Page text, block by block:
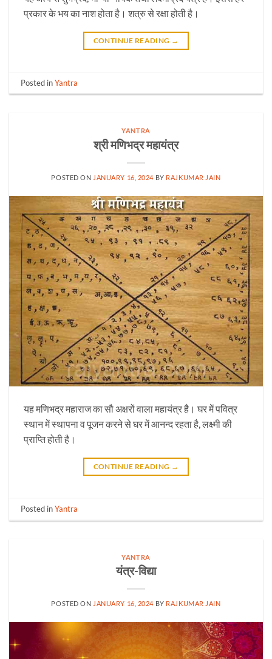
प्रकार के भय का नाश होता है। शत्रु से रक्षा होती है।
CONTINUE READING →
Posted inYantra
YANTRA
श्री मणिभद्र महायंत्र
POSTED ON JANUARY 16, 2024 BY RAJKUMAR JAIN
यह मणिभद्र महाराज का सौ अक्षरों वाला महायंत्र है। घर में पवित्र
स्थान में स्थापना व पूजन करने से घर में आनन्द रहता है, लक्ष्मी की
प्राप्ति होती है।
CONTINUE READING →
Posted inYantra
YANTRA
यंत्र-विद्या
POSTED ON JANUARY 16, 2024 BY RAJKUMAR JAIN